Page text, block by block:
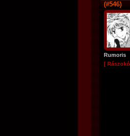
(#546)
Rumoris
[